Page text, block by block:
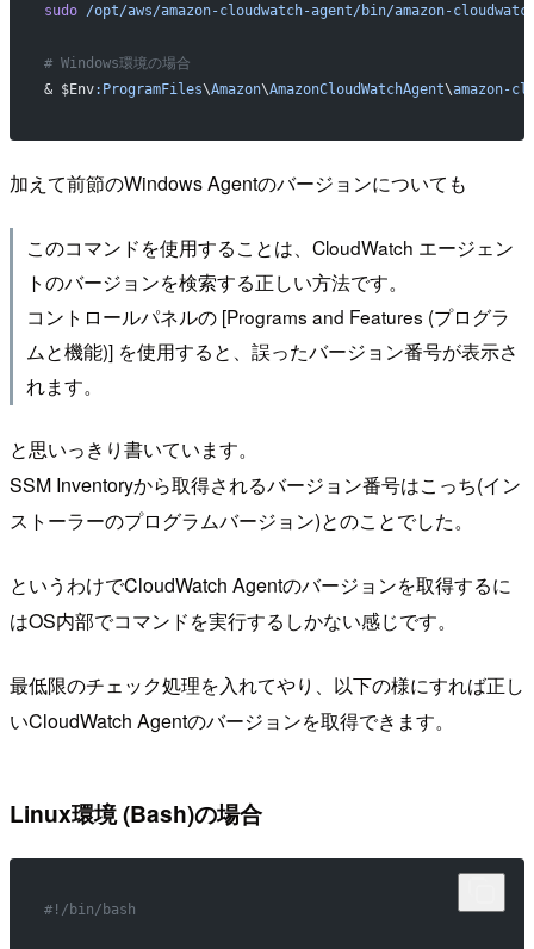
sudo /opt/aws/amazon-cloudwatch-agent/bin/amazon-
# Windows環境の場合
& $Env:ProgramFiles\Amazon\AmazonCloudWatchAgent\amazon-
加えて前節のWindows Agentのバージョンについても
このコマンドを使用することは、CloudWatch エージェン
トのバージョンを検索する正しい方法です。
コントロールパネルの [Programs and Features (プログラ
ムと機能)] を使用すると、誤ったバージョン番号が表示さ
れます。
と思いっきり書いています。
SSM Inventoryから取得されるバージョン番号はこっち(イン
ストーラーのプログラムバージョン)とのことでした。
というわけでCloudWatch Agentのバージョンを取得するに
はOS内部でコマンドを実行するしかない感じです。
最低限のチェック処理を入れてやり、以下の様にすれば正し
いCloudWatch Agentのバージョンを取得できます。
Linux環境 (Bash)の場合
#!/bin/bash